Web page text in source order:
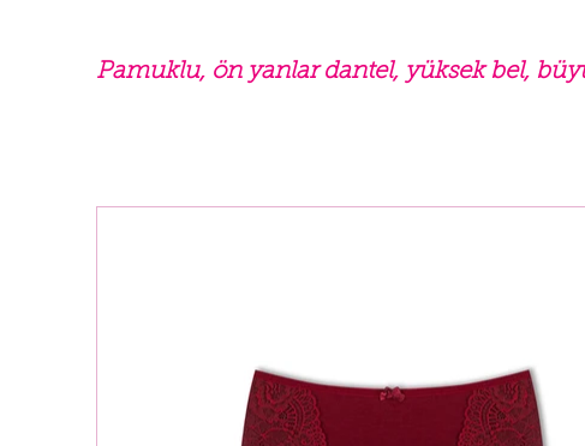
Pamuklu, ön yanlar dantel, yüksek bel,